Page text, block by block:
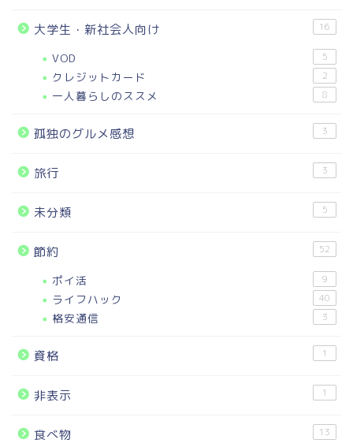
大学生・新社会人向け 16
VOD 5
クレジットカード 2
一人暮らしのススメ 8
孤独のグルメ感想 3
旅行 3
未分類 5
節約 52
ポイ活 9
ライフハック 40
格安通信 3
資格 1
非表示 1
食べ物 13